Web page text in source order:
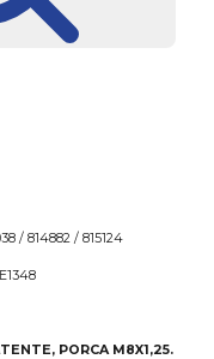
/ 814882 / 815124
PORCA M8X1,25.